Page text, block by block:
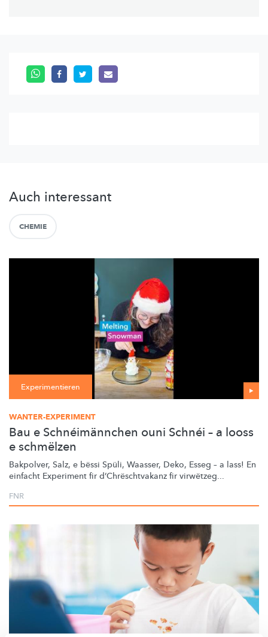
Auch interessant
CHEMIE
Experimentieren
WANTER-EXPERIMENT
Bau e Schnéimännchen ouni Schnéi – a looss
e schmëlzen
Bakpolver, Salz, e bëssi Spüli, Waasser, Deko, Esseg – a lass! En
einfacht Experiment fir d’Chrëschtvakanz fir virwëtzeg...
FNR